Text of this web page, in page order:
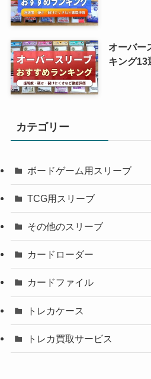
オーバー
キング13
カテゴリー
ボードゲーム用スリーブ
TCG用スリーブ
その他のスリーブ
カードローダー
カードファイル
トレカケース
トレカ買取サービス